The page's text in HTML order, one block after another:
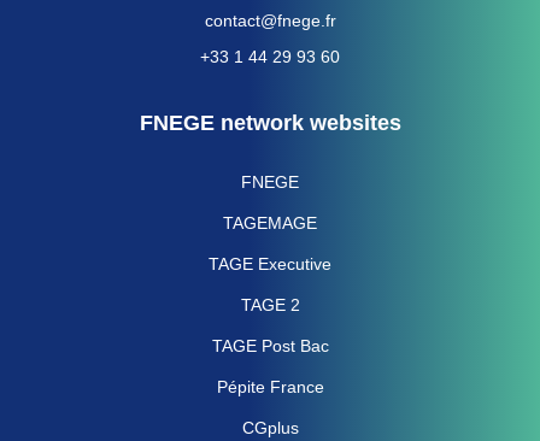
contact@fnege.fr
+33 1 44 29 93 60
FNEGE network websites
FNEGE
TAGEMAGE
TAGE Executive
TAGE 2
TAGE Post Bac
Pépite France
CGplus